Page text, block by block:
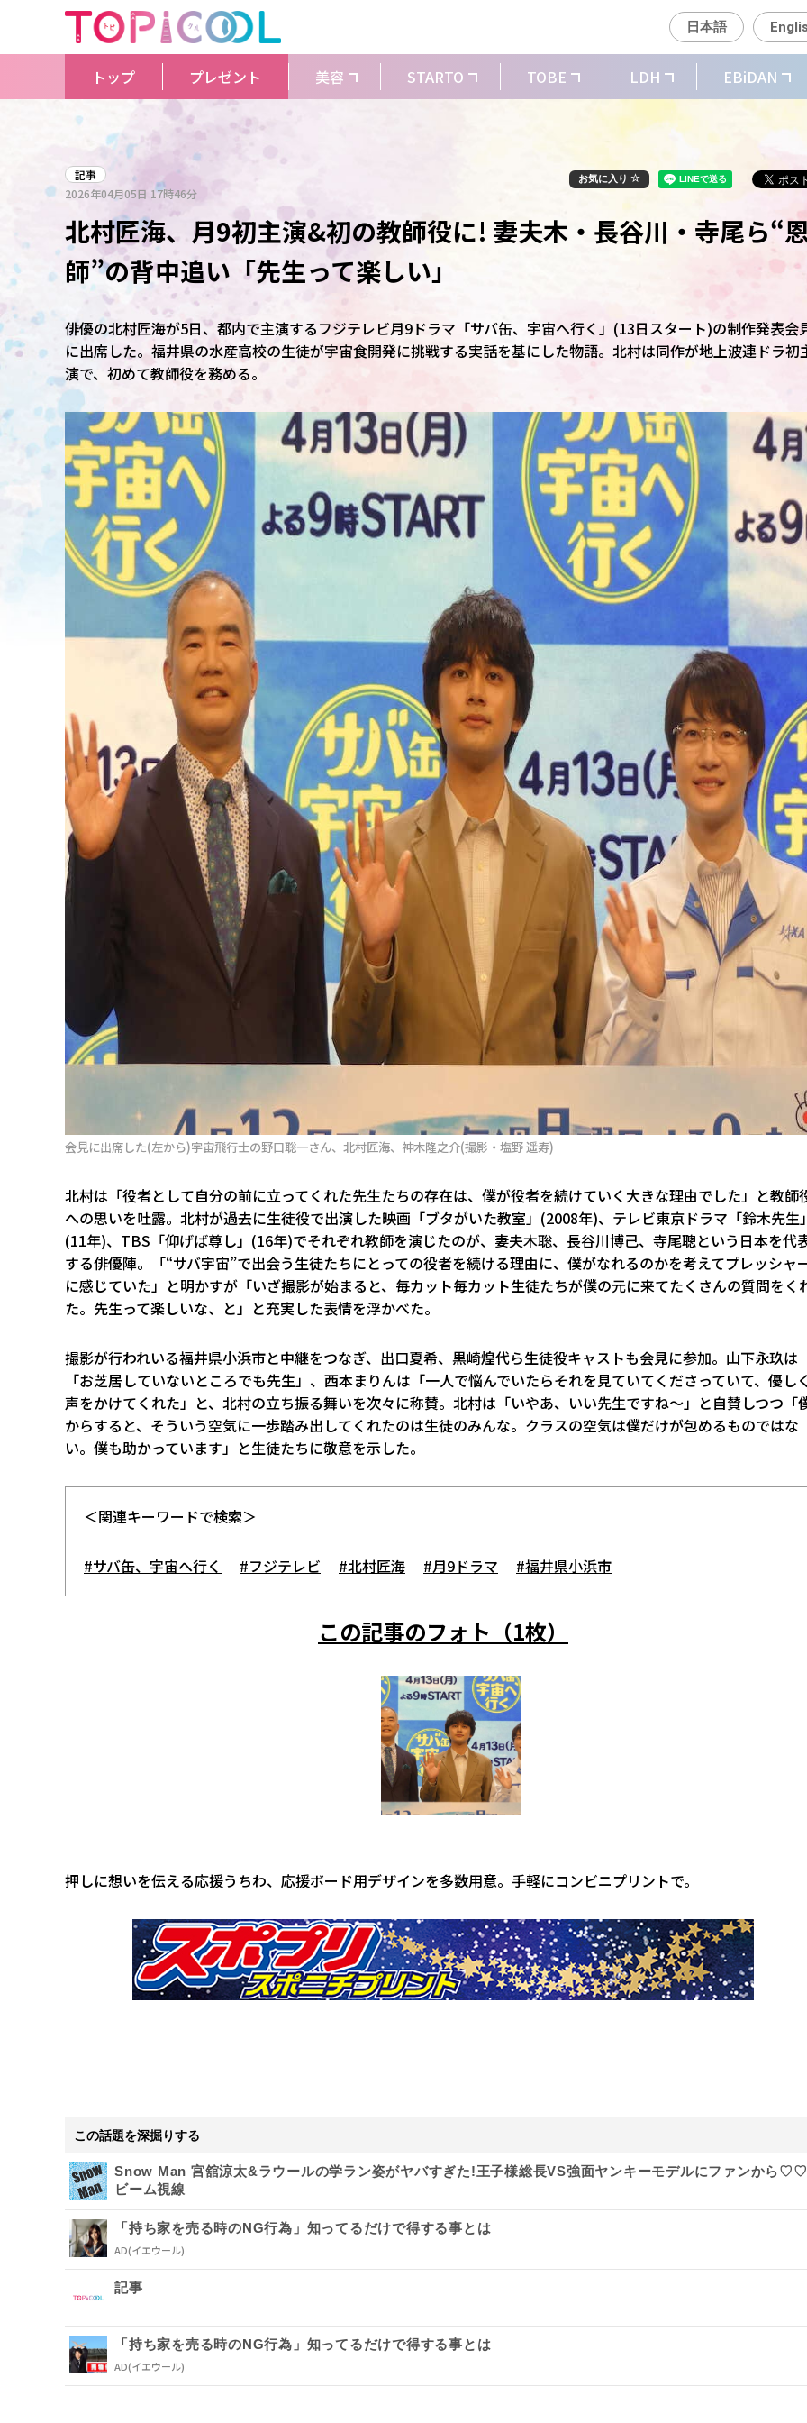
日本語
トップ プレゼント 美容 STARTO TOBE LDH EBiDAN
記事
2026年04月05日 17時46分
お気に入り
北村匠海、月9初主演&初の教師役に! 妻夫木・長谷川・寺尾ら“
師”の背中追い「先生って楽しい」
俳優の北村匠海が5日、都内で主演するフジテレビ月9ドラマ「サバ缶、宇宙へ行く」(13日スタート)の制作発表会
に出席した。福井県の水産高校の生徒が宇宙食開発に挑戦する実話を基にした物語。北村は同作が地上波連ドラ初
演で、初めて教師役を務める。
会見に出席した(左から)宇宙飛行士の野口聡一さん、北村匠海、神木隆之介(撮影・塩野 遥寿)
北村は「役者として自分の前に立ってくれた先生たちの存在は、僕が役者を続けていく大きな理由でした」と教師
への思いを吐露。北村が過去に生徒役で出演した映画「ブタがいた教室」(2008年)、テレビ東京ドラマ「鈴木先生」
(11年)、TBS「仰げば尊し」(16年)でそれぞれ教師を演じたのが、妻夫木聡、長谷川博己、寺尾聰という日本を代
する俳優陣。「“サバ宇宙”で出会う生徒たちにとっての役者を続ける理由に、僕がなれるのかを考えてプレッシャ
に感じていた」と明かすが「いざ撮影が始まると、毎カット毎カット生徒たちが僕の元に来てたくさんの質問をく
た。先生って楽しいな、と」と充実した表情を浮かべた。
撮影が行われいる福井県小浜市と中継をつなぎ、出口夏希、黒崎煌代ら生徒役キャストも会見に参加。山下永玖は
「お芝居していないところでも先生」、西本まりんは「一人で悩んでいたらそれを見ていてくださっていて、優しく
声をかけてくれた」と、北村の立ち振る舞いを次々に称賛。北村は「いやあ、いい先生ですね～」と自賛しつつ「
からすると、そういう空気に一歩踏み出してくれたのは生徒のみんな。クラスの空気は僕だけが包めるものではな
い。僕も助かっています」と生徒たちに敬意を示した。
＜関連キーワードで検索＞
#サバ缶、宇宙へ行く #フジテレビ #北村匠海 #月9ドラマ #福井県小浜市
この記事のフォト（1枚）
押しに想いを伝える応援うちわ、応援ボード用デザインを多数用意。手軽にコンビニプリントで。
この話題を深掘りする
Snow Man 宮舘涼太&ラウールの学ラン姿がヤバすぎた!王子様総長VS強面ヤンキーモデルにファンから♡♡
ビーム視線
「持ち家を売る時のNG行為」知ってるだけで得する事とは
AD(イエウール)
記事
「持ち家を売る時のNG行為」知ってるだけで得する事とは
AD(イエウール)